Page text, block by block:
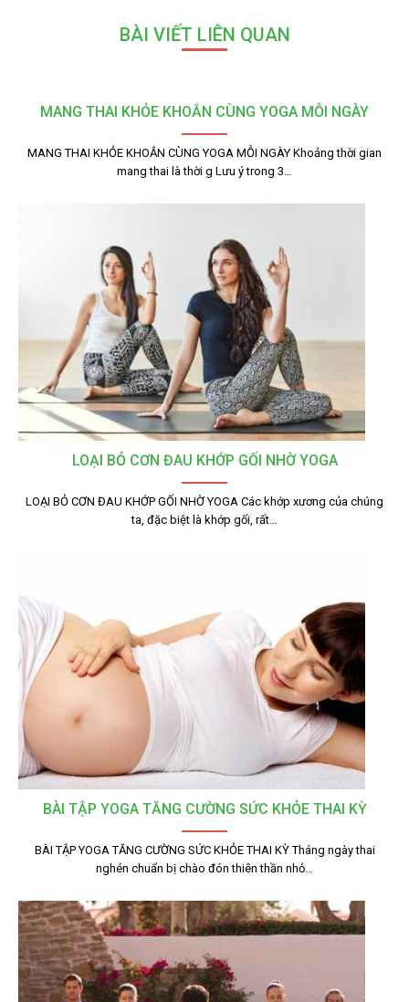
BÀI VIẾT LIÊN QUAN
MANG THAI KHỎE KHOẮN CÙNG YOGA MỖI NGÀY
MANG THAI KHỎE KHOẮN CÙNG YOGA MỖI NGÀY Khoảng thời gian
mang thai là thời g Lưu ý trong 3…
LOẠI BỎ CƠN ĐAU KHỚP GỐI NHỜ YOGA
LOẠI BỎ CƠN ĐAU KHỚP GỐI NHỜ YOGA Các khớp xương của chúng
ta, đặc biệt là khớp gối, rất…
BÀI TẬP YOGA TĂNG CƯỜNG SỨC KHỎE THAI KỲ
BÀI TẬP YOGA TĂNG CƯỜNG SỨC KHỎE THAI KỲ Tháng ngày thai
nghén chuẩn bị chào đón thiên thần nhỏ…